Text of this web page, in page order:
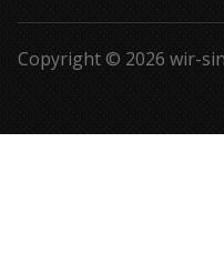
Copyright © 2026 wir-